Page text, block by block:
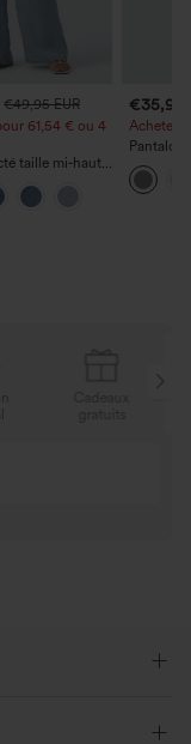
€49,95 EUR
61,54 € ou 4
taille mi‑haute,
avec
€35,95
Achetez-
Pantalon
poches